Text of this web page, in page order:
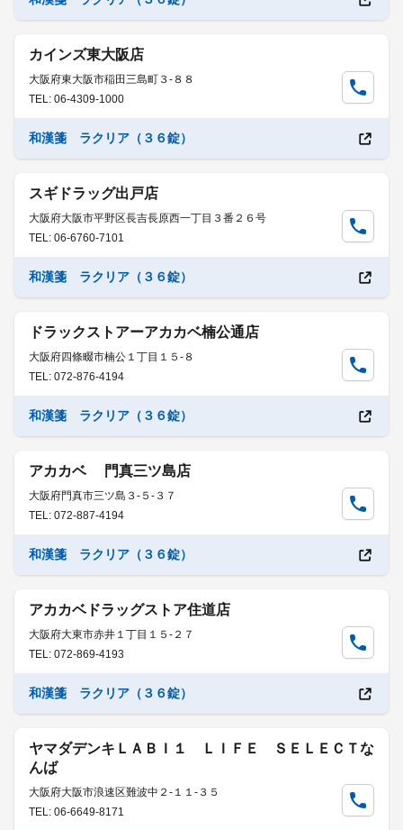
カインズ東大阪店
大阪府東大阪市稲田三島町３-８８
TEL: 06-4309-1000
和漢箋 ラクリア（３６錠）
スギドラッグ出戸店
大阪府大阪市平野区長吉長原西一丁目３番２６号
TEL: 06-6760-7101
和漢箋 ラクリア（３６錠）
ドラックストアーアカカベ楠公通店
大阪府四條畷市楠公１丁目１５-８
TEL: 072-876-4194
和漢箋 ラクリア（３６錠）
アカカベ 門真三ツ島店
大阪府門真市三ツ島３-５-３７
TEL: 072-887-4194
和漢箋 ラクリア（３６錠）
アカカベドラッグストア住道店
大阪府大東市赤井１丁目１５-２７
TEL: 072-869-4193
和漢箋 ラクリア（３６錠）
ヤマダデンキＬＡＢＩ１ ＬＩＦＥ ＳＥＬＥＣＴな
んば
大阪府大阪市浪速区難波中２-１１-３５
TEL: 06-6649-8171